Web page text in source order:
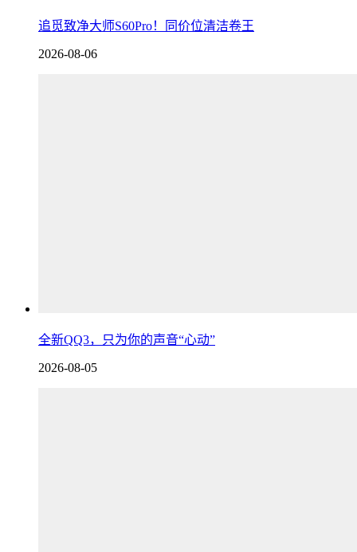
追觅致净大师S60Pro！同价位清洁卷王
2026-08-06
全新QQ3，只为你的声音“心动”
2026-08-05